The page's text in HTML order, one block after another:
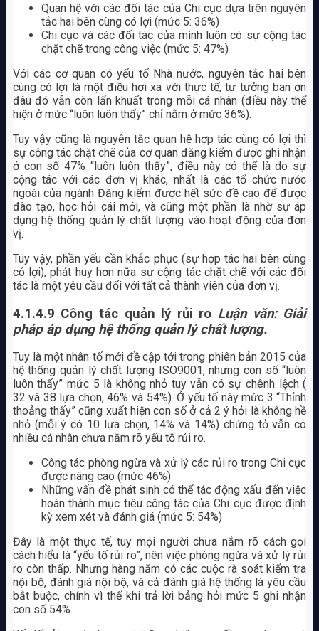
Quan hệ với các đối tác của Chi cục dựa trên nguyên
tắc hai bên cùng có lợi (mức 5: 36%)
Chi cục và các đối tác của mình luôn có sự cộng tác
chặt chẽ trong công việc (mức 5: 47%)
Với các cơ quan có yếu tố Nhà nước, nguyên tắc hai bên
cùng có lợi là một điều hơi xa với thực tế, tư tưởng ban ơn
đâu đó vẫn còn lẩn khuất trong mỗi cá nhân (điều này thể
hiện ở mức “luôn luôn thấy” chỉ nằm ở mức 36%).
Tuy vậy cũng là nguyên tắc quan hệ hợp tác cùng có lợi thì
sự cộng tác chặt chẽ của cơ quan đăng kiểm được ghi nhận
ở con số 47% “luôn luôn thấy”, điều này có thể là do sự
cộng tác với các đơn vị khác, nhất là các tổ chức nước
ngoài của ngành Đăng kiểm được hết sức đề cao để được
đào tạo, học hỏi cái mới, và cũng một phần là nhờ sự áp
dụng hệ thống quản lý chất lượng vào hoạt động của đơn
vị.
Tuy vậy, phần yếu cần khắc phục (sự hợp tác hai bên cùng
có lợi), phát huy hơn nữa sự cộng tác chặt chẽ với các đối
tác là một yêu cầu đối với tất cả thành viên của đơn vị.
4.1.4.9 Công tác quản lý rủi ro Luận văn: Giải
pháp áp dụng hệ thống quản lý chất lượng.
Tuy là một nhân tố mới đề cập tới trong phiên bản 2015 của
hệ thống quản lý chất lượng ISO9001, nhưng con số “luôn
luôn thấy” mức 5 là không nhỏ tuy vẫn có sự chênh lệch (
32 và 38 lựa chọn, 46% và 54%). Ở yếu tố này mức 3 “Thỉnh
thoảng thấy” cũng xuất hiện con số ở cả 2 ý hỏi là không hề
nhỏ (mỗi ý có 10 lựa chọn, 14% và 14%) chứng tỏ vẫn có
nhiều cá nhân chưa nắm rõ yếu tố rủi ro.
Công tác phòng ngừa và xử lý các rủi ro trong Chi cục
được nâng cao (mức 46%)
Những vấn đề phát sinh có thể tác động xấu đến việc
hoàn thành mục tiêu công tác của Chi cục được định
kỳ xem xét và đánh giá (mức 5: 54%)
Đây là một thực tế, tuy mọi người chưa nắm rõ cách gọi
cách hiểu là “yếu tố rủi ro”, nên việc phòng ngừa và xử lý rủi
ro còn thấp. Nhưng hàng năm có các cuộc rà soát kiểm tra
nội bộ, đánh giá nội bộ, và cả đánh giá hệ thống là yêu cầu
bắt buộc, chính vì thế khi trả lời bảng hỏi mức 5 ghi nhận
con số 54%.